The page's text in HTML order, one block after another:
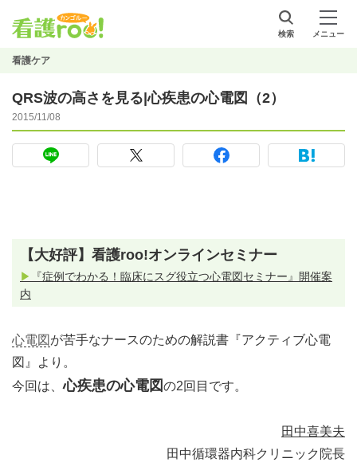
検索 メニュー
看護ケア
QRS波の高さを見る|心疾患の心電図（2）
2015/11/08
【大好評】看護roo!オンラインセミナー
▶
『症例でわかる！臨床にスグ役立つ心電図セミナー』開催案
内
心電図 が苦手なナースのための解説書『アクティブ心電
図』より。
今回は、心疾患の心電図の2回目です。
田中喜美夫
田中循環器内科クリニック院長